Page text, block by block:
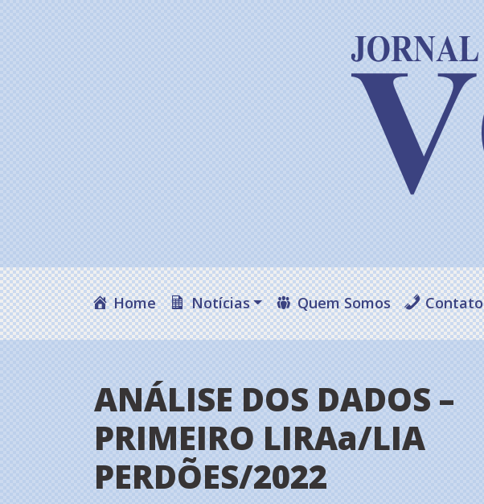
Home Notícias Quem Somos Contato
ANÁLISE DOS DADOS –
PRIMEIRO LIRAa/LIA
PERDÕES/2022